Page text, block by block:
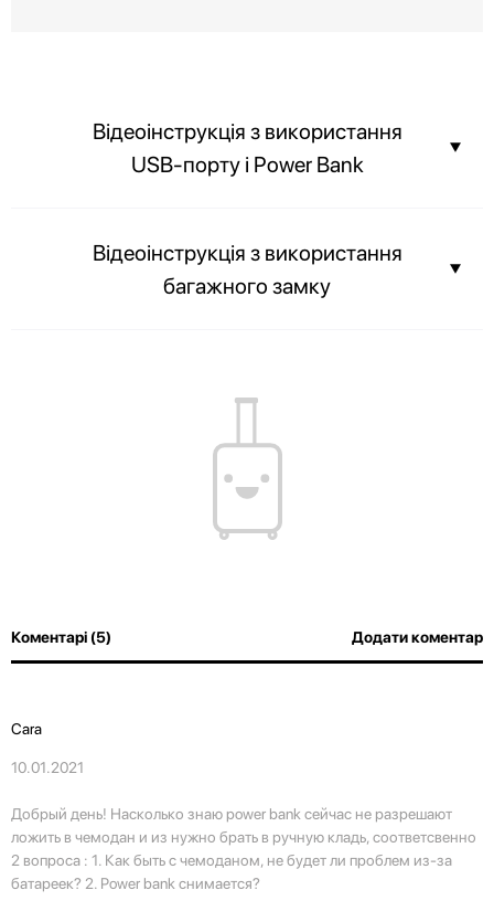
Відеоінструкція з використання
USB-порту і Power Bank
Power Bank.
Відеоінструкція з використання
багажного замку
Коментарі (5) Додати коментар
Cara
10.01.2021
Добрый день! Насколько знаю power bank сейчас не разрешают
ложить в чемодан и из нужно брать в ручную кладь, соответсвенно
2 вопроса : 1. Как быть с чемоданом, не будет ли проблем из-за
батареек? 2. Power bank снимается?